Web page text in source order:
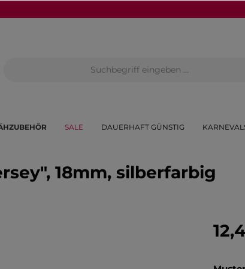
SALE DAUERHAFT GÜNSTIG
18mm, silberfarbig